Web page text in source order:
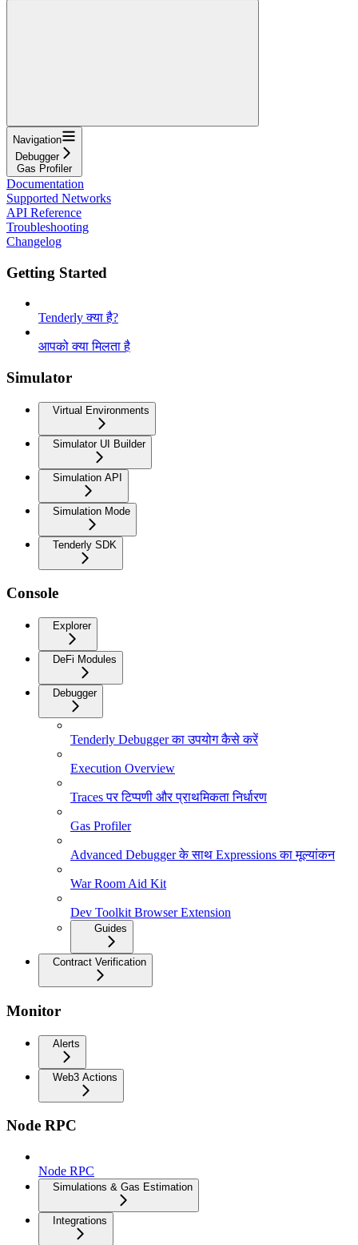
Navigation
Debugger
Gas Profiler
Documentation
Supported Networks
API Reference
Troubleshooting
Changelog
Getting Started
Tenderly क्या है?
आपको क्या मिलता है
Simulator
Virtual Environments
Simulator UI Builder
Simulation API
Simulation Mode
Tenderly SDK
Console
Explorer
DeFi Modules
Debugger
Tenderly Debugger का उपयोग कैसे करें
Execution Overview
Traces पर टिप्पणी और प्राथमिकता निर्धारण
Gas Profiler
Advanced Debugger के साथ Expressions का मूल्यांकन
War Room Aid Kit
Dev Toolkit Browser Extension
Guides
Contract Verification
Monitor
Alerts
Web3 Actions
Node RPC
Node RPC
Simulations & Gas Estimation
Integrations